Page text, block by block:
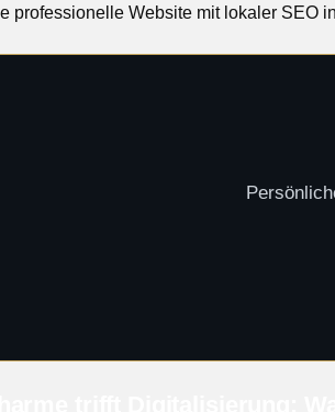
professionelle Website mit lokaler SEO